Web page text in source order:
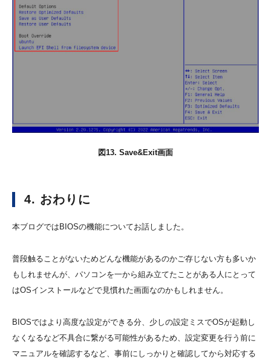
図13. Save&Exit画面
4. おわりに
本ブログではBIOSの機能についてお話しました。
普段触ることがないためどんな機能があるのかご存じない方も多いか
もしれませんが、パソコンを一から組み立てたことがある人にとって
はOSインストールなどで見慣れた画面なのかもしれません。
BIOSではより高度な設定ができる分、少しの設定ミスでOSが起動し
なくなるなど不具合に繋がる可能性があるため、設定変更を行う前に
マニュアルを確認するなど、事前にしっかりと確認してから対応する